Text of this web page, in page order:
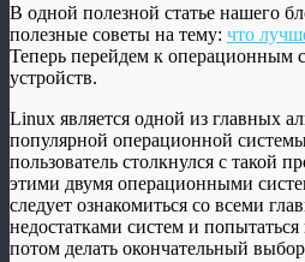
В одной полезной статье нашего
полезные советы на тему: что
Теперь перейдем к операционным
устройств.
Linux является одной из главных
популярной операционной
пользователь столкнулся с такой
этими двумя операционными
следует ознакомиться со всеми
недостатками систем и
потом делать окончательный